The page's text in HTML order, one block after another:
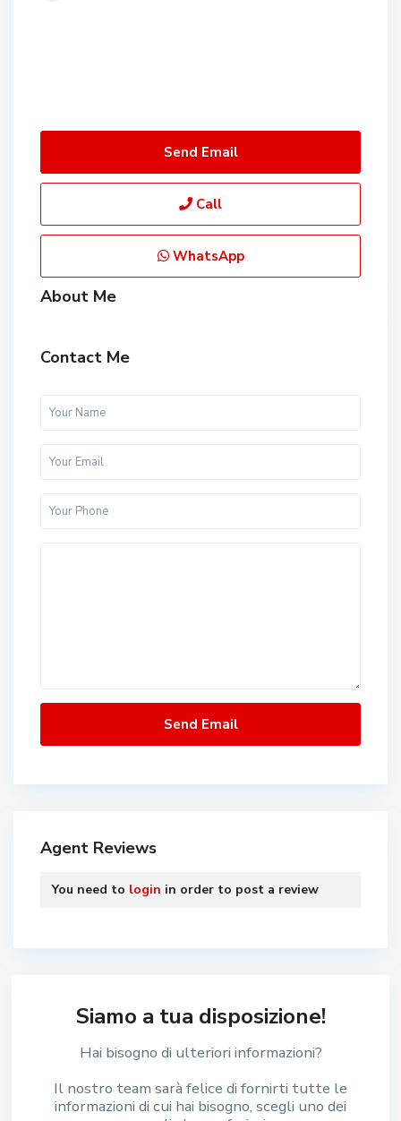
Send Email
Call
WhatsApp
About Me
Contact Me
Agent Reviews
You need to login in order to post a review
Siamo a tua disposizione!
Hai bisogno di ulteriori informazioni?
Il nostro team sarà felice di fornirti tutte le
informazioni di cui hai bisogno, scegli uno dei